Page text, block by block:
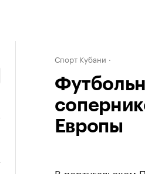
Спорт Кубани
Европы